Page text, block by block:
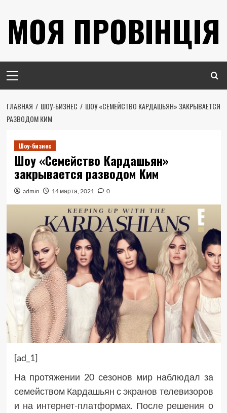
содержимому
МОЯ ПРОВІНЦІЯ
меню
ГЛАВНАЯ ШОУ-БИЗНЕС
ШОУ «СЕМЕЙСТВО КАРДАШЬЯН» ЗАКРЫВАЕТСЯ
РАЗВОДОМ КИМ
Шоу-бизнес
Шоу «Семейство Кардашьян»
закрывается разводом Ким
admin 14 марта, 2021 0
[ad_1]
На протяжении 20 сезонов мир наблюдал за
семейством Кардашьян с экранов телевизоров
и на интернет-платформах. После решения о